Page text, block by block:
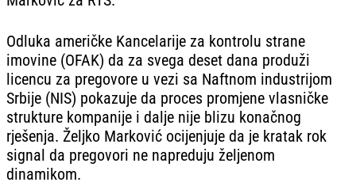
Odluka američke Kancelarije za kontrolu strane
imovine (OFAK) da za svega deset dana produži
licencu za pregovore u vezi sa Naftnom industrijom
Srbije (NIS) pokazuje da proces promjene vlasničke
strukture kompanije i dalje nije blizu konačnog
rješenja. Željko Marković ocijenjuje da je kratak rok
signal da pregovori ne napreduju željenom
dinamikom.